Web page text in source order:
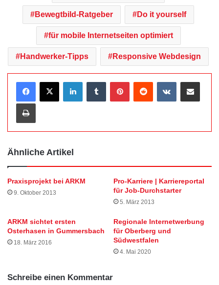
Bewegtbild-Ratgeber Do it yourself
für mobile Internetseiten optimiert
Handwerker-Tipps Responsive Webdesign
Ähnliche Artikel
Praxisprojekt bei ARKM
9. Oktober 2013
Pro-Karriere | Karriereportal
für Job-Durchstarter
5. März 2013
ARKM sichtet ersten
Osterhasen in Gummersbach
18. März 2016
Regionale Internetwerbung
für Oberberg und
Südwestfalen
4. Mai 2020
Schreibe einen Kommentar